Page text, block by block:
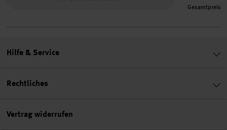
Gesamtpreis
Hilfe & Service
Rechtliches
Vertrag widerrufen